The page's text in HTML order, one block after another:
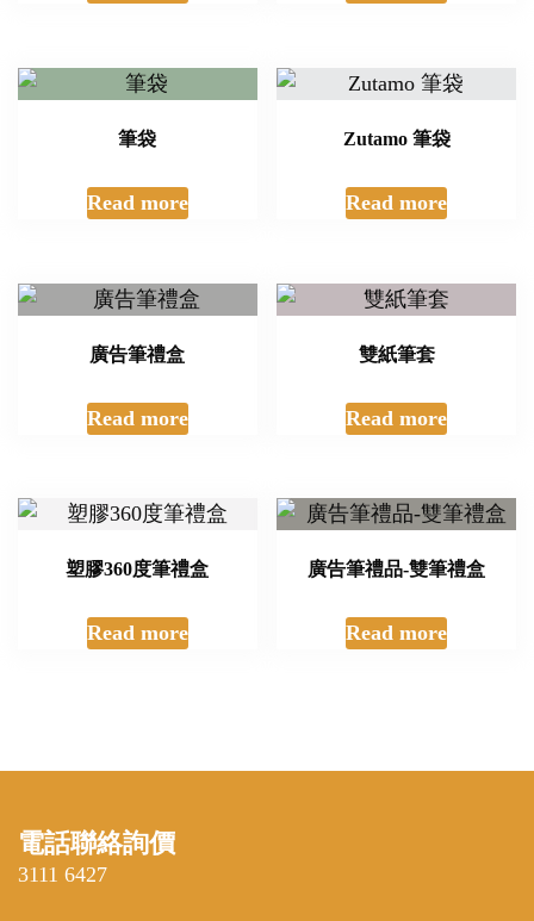
筆袋
Read more
Zutamo 筆袋
Read more
廣告筆禮盒
Read more
雙紙筆套
Read more
塑膠360度筆禮盒
Read more
廣告筆禮品-雙筆禮盒
Read more
電話聯絡詢價
3111 6427